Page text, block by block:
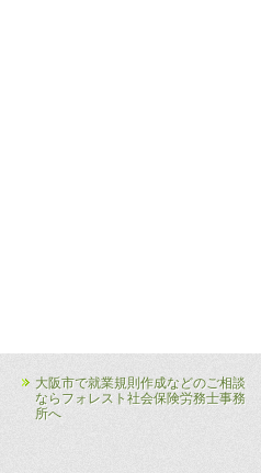
大阪市で就業規則作成などのご相談
ならフォレスト社会保険労務士事務
所へ